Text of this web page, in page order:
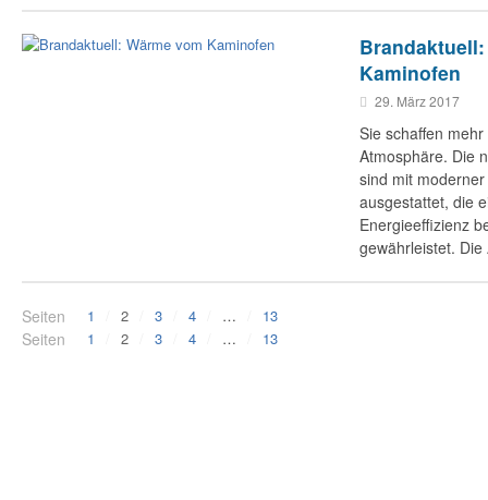
Kaminofen
29. März 2017
Sie schaffen
Atmosphäre. Die
sind mit
ausgestattet, die
Energieeffizienz
gewährleistet.
Seiten 1 2 3 4 … 13
Seiten 1 2 3 4 … 13